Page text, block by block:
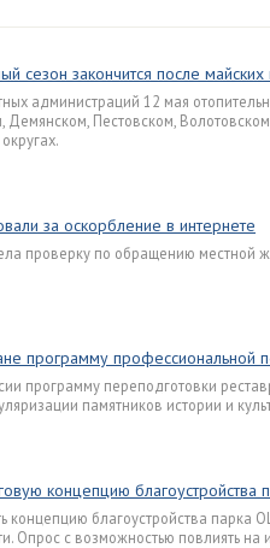
сезон закончится после
администраций 12 мая
Демянском, Пестовском,
за оскорбление в интернете
проверку по обращению местной
программу профессиональной
программу переподготовки
памятников истории и
концепцию благоустройства
благоустройства парка
Опрос с возможностью повлиять